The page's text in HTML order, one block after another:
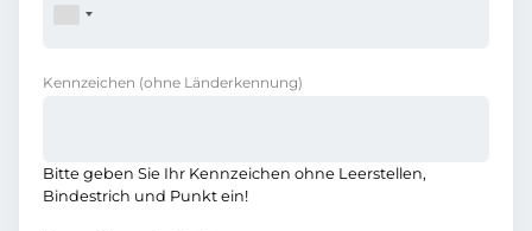
Kennzeichen (ohne Länderkennung)
Bitte geben Sie Ihr Kennzeichen ohne Leerstellen,
Bindestrich und Punkt ein!